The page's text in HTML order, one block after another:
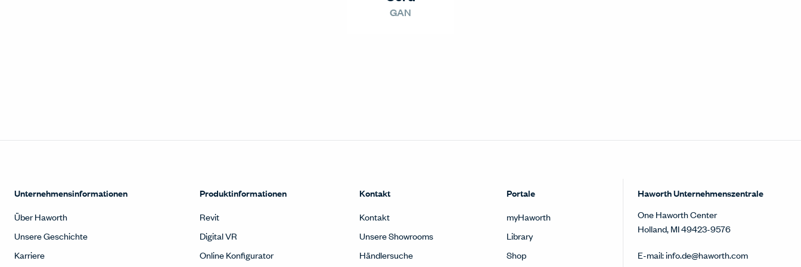
GAN
Unternehmensinformationen
Über Haworth
Unsere Geschichte
Karriere
Produktinformationen
Revit
Digital VR
Online Konfigurator
Kontakt
Kontakt
Unsere Showrooms
Händlersuche
Portale
myHaworth
Library
Shop
Haworth Unternehmenszentrale
One Haworth Center
Holland, MI 49423-9576
E-mail:info.de@haworth.com